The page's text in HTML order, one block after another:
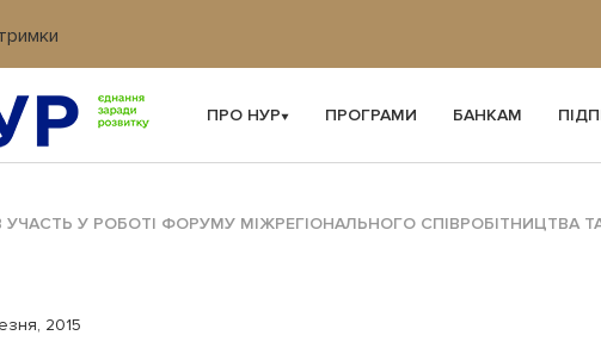
ПРО НУР ПРОГРАМИ БАНКАМ
УЧАСТЬ У РОБОТІ ФОРУМУ МІЖРЕГІОНАЛЬНОГО СПІВРОБІТНИЦТВА
2015